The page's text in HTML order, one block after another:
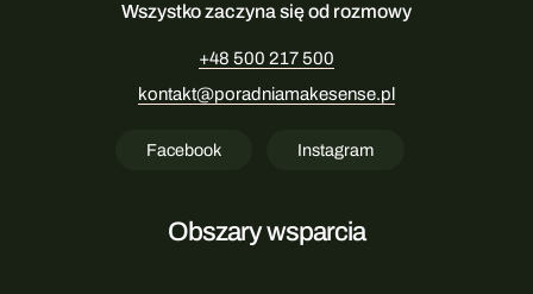
Wszystko zaczyna się od rozmowy
+48 500 217 500
kontakt@poradniamakesense.pl
Facebook Instagram
Obszary wsparcia